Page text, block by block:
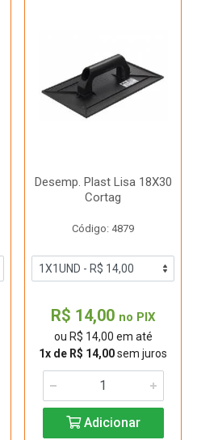
Desemp. Plast Lisa 18X30
Cortag
Código: 4879
R$ 14,00 no PIX
ou R$ 14,00 em até
1x de R$ 14,00sem juros
Adicionar